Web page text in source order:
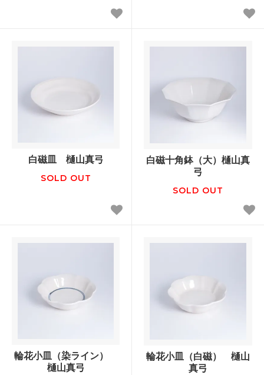
白磁皿 樋山真弓
SOLD OUT
白磁十角鉢（大）樋山真
弓
SOLD OUT
輪花小皿（染ライン）
樋山真弓
輪花小皿（白磁） 樋山
真弓